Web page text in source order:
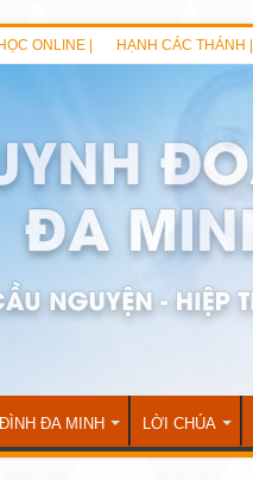
ONLINE | HẠNH CÁC THÁNH |
ĐA MINH LỜI CHÚA